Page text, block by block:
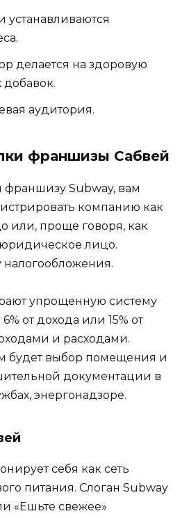
делается на здоровую
аудитория.
франшизы Сабвей
франшизу Subway, вам
компанию как
или, проще говоря, как
лицо.
упрощенную систему
от дохода или 15% от
и расходами.
выбор помещения и
документации в
энергонадзоре.
себя как сеть
питания. Слоган Subway
«Ешьте свежее»